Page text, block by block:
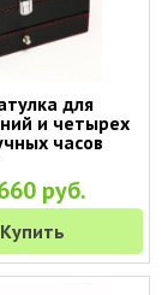
для
и четырех
часов
руб.
Купить